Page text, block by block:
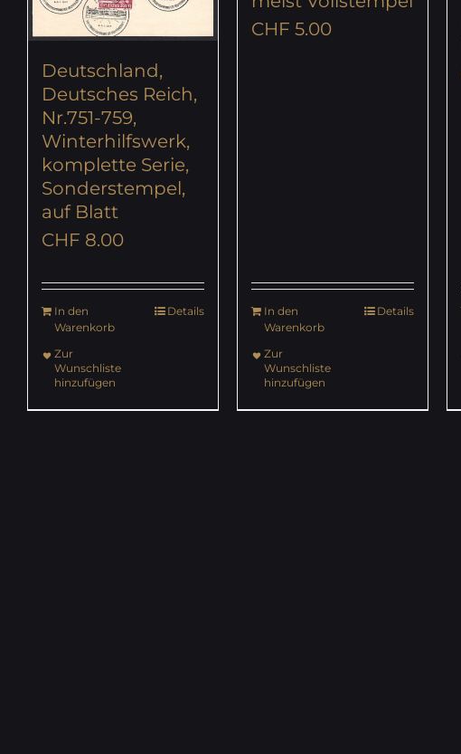
Deutschland,
Deutsches Reich,
Nr.751-759,
Winterhilfswerk,
komplette Serie,
Sonderstempel,
auf Blatt
CHF 8.00
In den
Warenkorb
Details
Zur
Wunschliste
hinzufügen
CHF 5.00
In den
Warenkorb
Details
Zur
Wunschliste
hinzufügen